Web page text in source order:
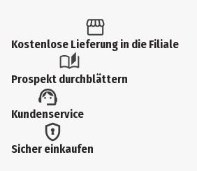
Besonderheiten
Der Hersteller behält sich farbliche und
vor. Zur Darstellung der Neuheiten
und Prototypen eingesetzt.
Modells sind möglich.
Zielgruppe
Kostenlose Lieferung in die Filiale
Prospekt durchblättern
Kundenservice
Sicher einkaufen